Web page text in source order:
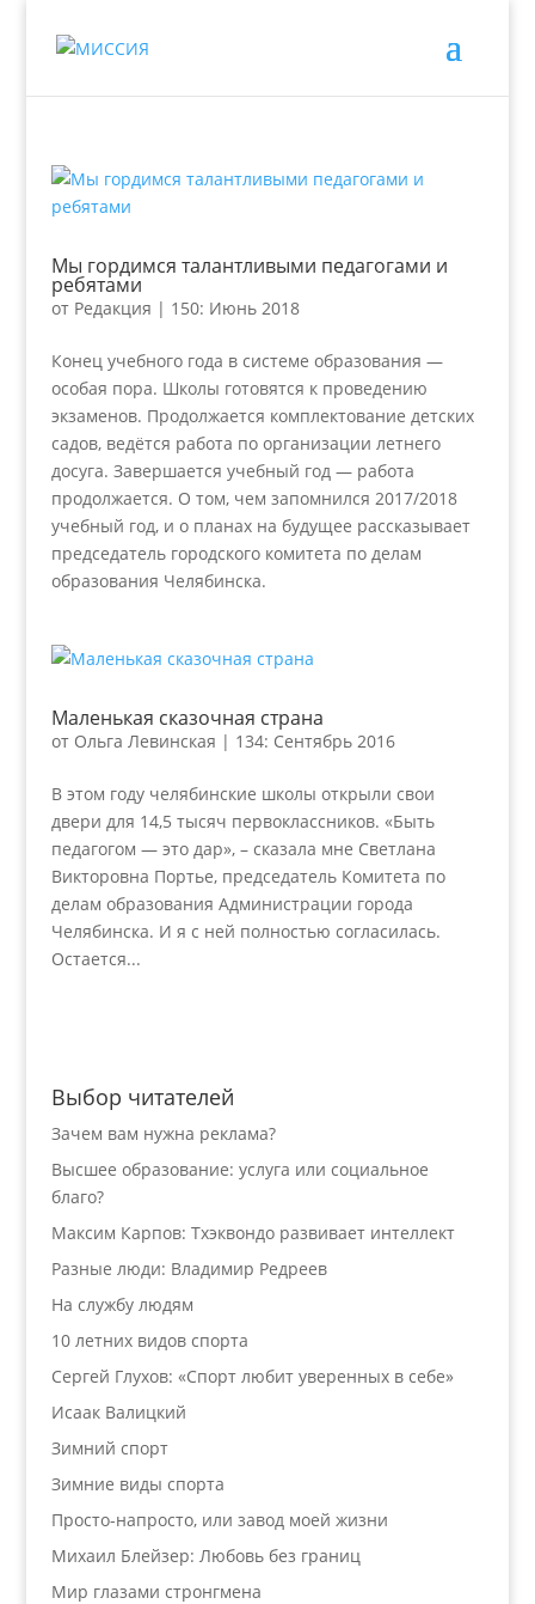
Мы гордимся талантливыми педагогами и
ребятами
от Редакция | 150: Июнь 2018
Конец учебного года в системе образования —
особая пора. Школы готовятся к проведению
экзаменов. Продолжается комплектование детских
садов, ведётся работа по организации летнего
досуга. Завершается учебный год — работа
продолжается. О том, чем запомнился 2017/2018
учебный год, и о планах на будущее рассказывает
председатель городского комитета по делам
образования Челябинска.
Маленькая сказочная страна
от Ольга Левинская | 134: Сентябрь 2016
В этом году челябинские школы открыли свои
двери для 14,5 тысяч первоклассников. «Быть
педагогом — это дар», – сказала мне Светлана
Викторовна Портье, председатель Комитета по
делам образования Администрации города
Челябинска. И я с ней полностью согласилась.
Остается...
Выбор читателей
Зачем вам нужна реклама?
Высшее образование: услуга или социальное
благо?
Максим Карпов: Тхэквондо развивает интеллект
Разные люди: Владимир Редреев
На службу людям
10 летних видов спорта
Сергей Глухов: «Спорт любит уверенных в себе»
Исаак Валицкий
Зимний спорт
Зимние виды спорта
Просто-напросто, или завод моей жизни
Михаил Блейзер: Любовь без границ
Мир глазами стронгмена